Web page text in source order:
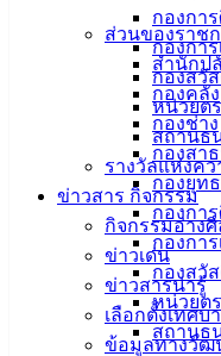
กองกา
กองกา
กองสวั
หน่วยต
สถานธ
รางวัลแห่งค
ข่าวสาร กิจกรรม
กิจกรรมอ่าง
ข่าวเด่น
ข่าวสารน่ารู้
เลือกตั้งเทศบ
ข้อมูลทางวัฒ
ส่วนของราช
สำนักป
กองคลัง
กองช่าง
กองสา
กองยุท
กองกา
กองกา
กองสวั
หน่วยต
สถานธ
เฉลิมพระเกียรติ 72 พร
โดยมีการบรรยายและแล
ท่องเที่ยวของเทศบาลเมื
ทะเล ที่มีอัตลักษณ์ทางด้
ศาสนสถานที่สวยงาม
: งานบริการและเผยแพร่
ประมาณ เทศบาลเมืองอ่